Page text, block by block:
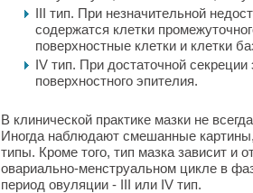
III тип. При незначительной
содержатся клетки
поверхностные клетки и клетки
IV тип. При достаточной секреции
поверхностного эпителия.
В клинической практике мазки не
Иногда наблюдают смешанные
типы. Кроме того, тип мазка зависит и
овариально-менструальном цикле в
период овуляции - III или IV тип.